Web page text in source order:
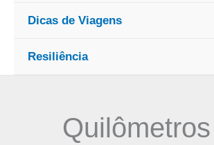
Dicas de Viagens
Resiliência